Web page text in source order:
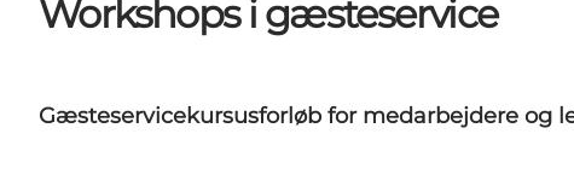
Presse
Workshops i gæsteservice
Gæsteservicekursusforløb for medarbejdere og